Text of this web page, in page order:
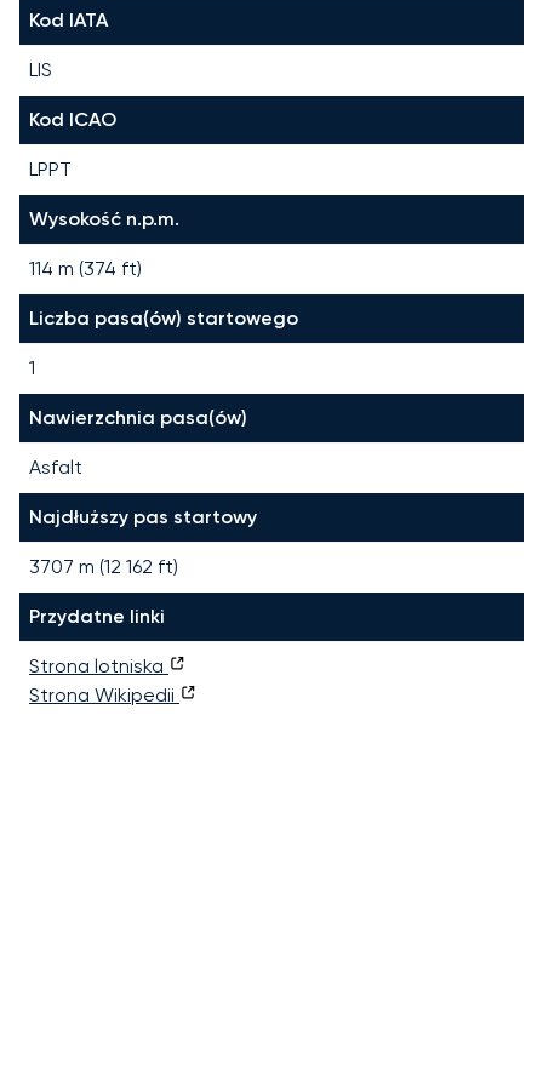
Kod IATA
LIS
Kod ICAO
LPPT
Wysokość n.p.m.
114 m (374 ft)
Liczba pasa(ów) startowego
1
Nawierzchnia pasa(ów)
Asfalt
Najdłuższy pas startowy
3707 m (12 162 ft)
Przydatne linki
Strona lotniska
Strona Wikipedii